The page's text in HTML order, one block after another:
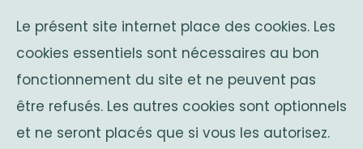
Le présent site internet place des cookies. Les
cookies essentiels sont nécessaires au bon
fonctionnement du site et ne peuvent pas
être refusés. Les autres cookies sont optionnels
et ne seront placés que si vous les autorisez.
Avenue Franklin Roosevelt 25
1050 Bruxelles
Belgium
associations sœurs